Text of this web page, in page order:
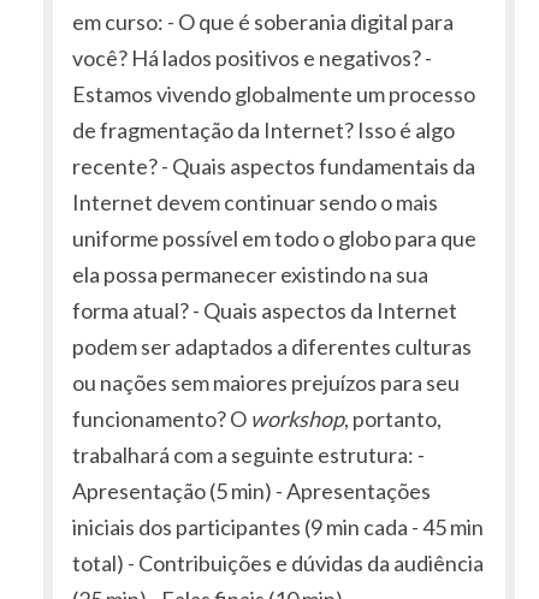
em curso: - O que é soberania digital para
você? Há lados positivos e negativos? -
Estamos vivendo globalmente um processo
de fragmentação da Internet? Isso é algo
recente? - Quais aspectos fundamentais da
Internet devem continuar sendo o mais
uniforme possível em todo o globo para que
ela possa permanecer existindo na sua
forma atual? - Quais aspectos da Internet
podem ser adaptados a diferentes culturas
ou nações sem maiores prejuízos para seu
funcionamento? O workshop, portanto,
trabalhará com a seguinte estrutura: -
Apresentação (5 min) - Apresentações
iniciais dos participantes (9 min cada - 45 min
total) - Contribuições e dúvidas da audiência